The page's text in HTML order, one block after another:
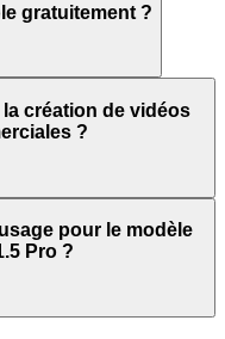
gratuitement ?
création de vidéos
?
pour le modèle
Pro ?